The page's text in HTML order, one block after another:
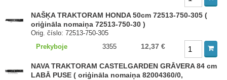
NAŠĶA TRAKTORAM HONDA 50cm 72513-750-305 (
oriģināla nomaiņa 72513-750-30 )
Orig. číslo: 72513-750-305
Prekyboje
3355 12,37 €
NAVA TRAKTORAM CASTELGARDEN GRĀVERA 84 cm
LABĀ PUSE ( oriģināla nomaiņa 82004360/0,